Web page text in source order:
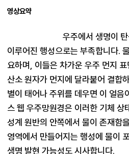
영상요약
우주에서 생명이
이루어진 행성으로는 부족합니다.
요하며, 이들은 차가운 우주 먼지
산소 원자가 먼지에 달라붙어 결합
별이 태어나 주위를 데우면 이 얼음
스 웹 우주망원경은 이러한 기체 상
성계 원반의 안쪽에서 물이 존재함
영역에서 만들어지는 행성에 물이